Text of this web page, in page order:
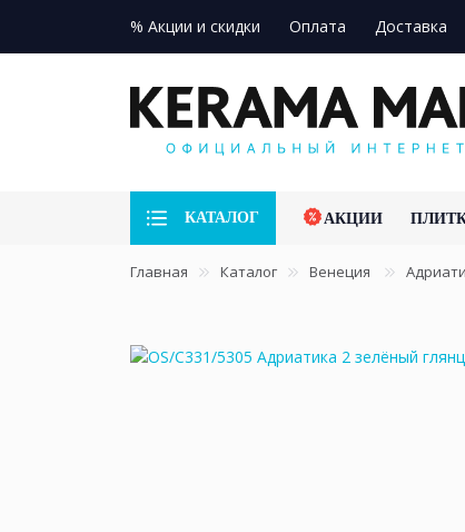
% Акции и скидки Оплата Доставка
КАТАЛОГ АКЦИИ
Главная Каталог Венеция